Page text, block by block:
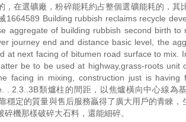
，在選礦廠，粉碎能耗約占整個選礦能耗的，
1664589 Building rubbish reclaims recycle
aggregate of building rubbish second birth
journey end and distance basic level, the
at next facing of bitumen road surface to mix.
be to be used at highway,grass-roots
facing in mixing, construction just is
. 2.3..3B類爐柱的間距，以焦爐橫向中心線為
穩定的質量與售后服務贏得了廣大用戶的青睞
碎機那樣破碎大石料，還能細碎。